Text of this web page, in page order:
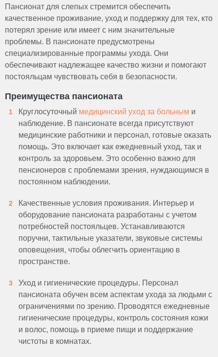
Пансионат для слепых стремится обеспечить
качественное проживание, уход и поддержку для тех, кто
потерял зрение или имеет с ним значительные
проблемы. В пансионате предусмотрены
специализированные программы ухода. Они
обеспечивают надлежащее качество жизни и помогают
постояльцам чувствовать себя в безопасности.
Преимущества пансионата
Круглосуточный медицинский уход за больным и
наблюдение. В пансионате всегда присутствуют
медицинские работники и персонал, готовые оказать
помощь. Это включает как ежедневный уход, так и
контроль за здоровьем. Это особенно важно для
пенсионеров с проблемами зрения, нуждающимся в
постоянном наблюдении.
Качественные условия проживания. Интерьер и
оборудование пансионата разработаны с учетом
потребностей постояльцев. Устанавливаются
поручни, тактильные указатели, звуковые системы
оповещения, чтобы облегчить ориентацию в
пространстве.
Уход и гигиенические процедуры. Персонал
пансионата обучен всем аспектам ухода за людьми с
ограничениями по зрению. Проводятся ежедневные
гигиенические процедуры, контроль состояния кожи
и волос, помощь в приеме пищи и поддержание
чистоты в комнатах.